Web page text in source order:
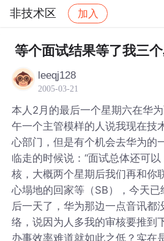
非技术区 加入
社区 非技术区 帖子详情
等个面试结果等了我三
leeqj128
2005-03-21
本人2月的最后一个星期六在华
午一个主管模样的人说我现在技
心部门，但是有个机会去华为的
临走的时候说：“面试总体还可
核，大概两个星期后我们再和你
心塌地的回家等（SB），今天
后一天了，华为那边一点音讯都
络，说因为人多我的审核要推到
办事效率难道就如此之低？实在